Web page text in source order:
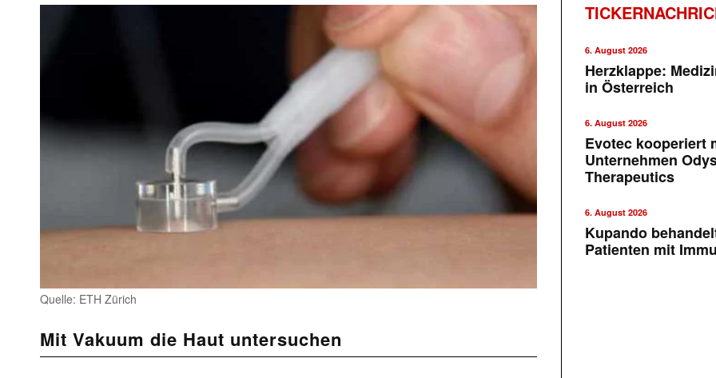
Quelle: ETH Zürich
Mit Vakuum die Haut untersuchen
6. August 2026
Herzklappe:
in Österreich
6. August 2026
Evotec kooperiert
Unternehmen
Therapeutics
6. August 2026
Kupando
Patienten mit